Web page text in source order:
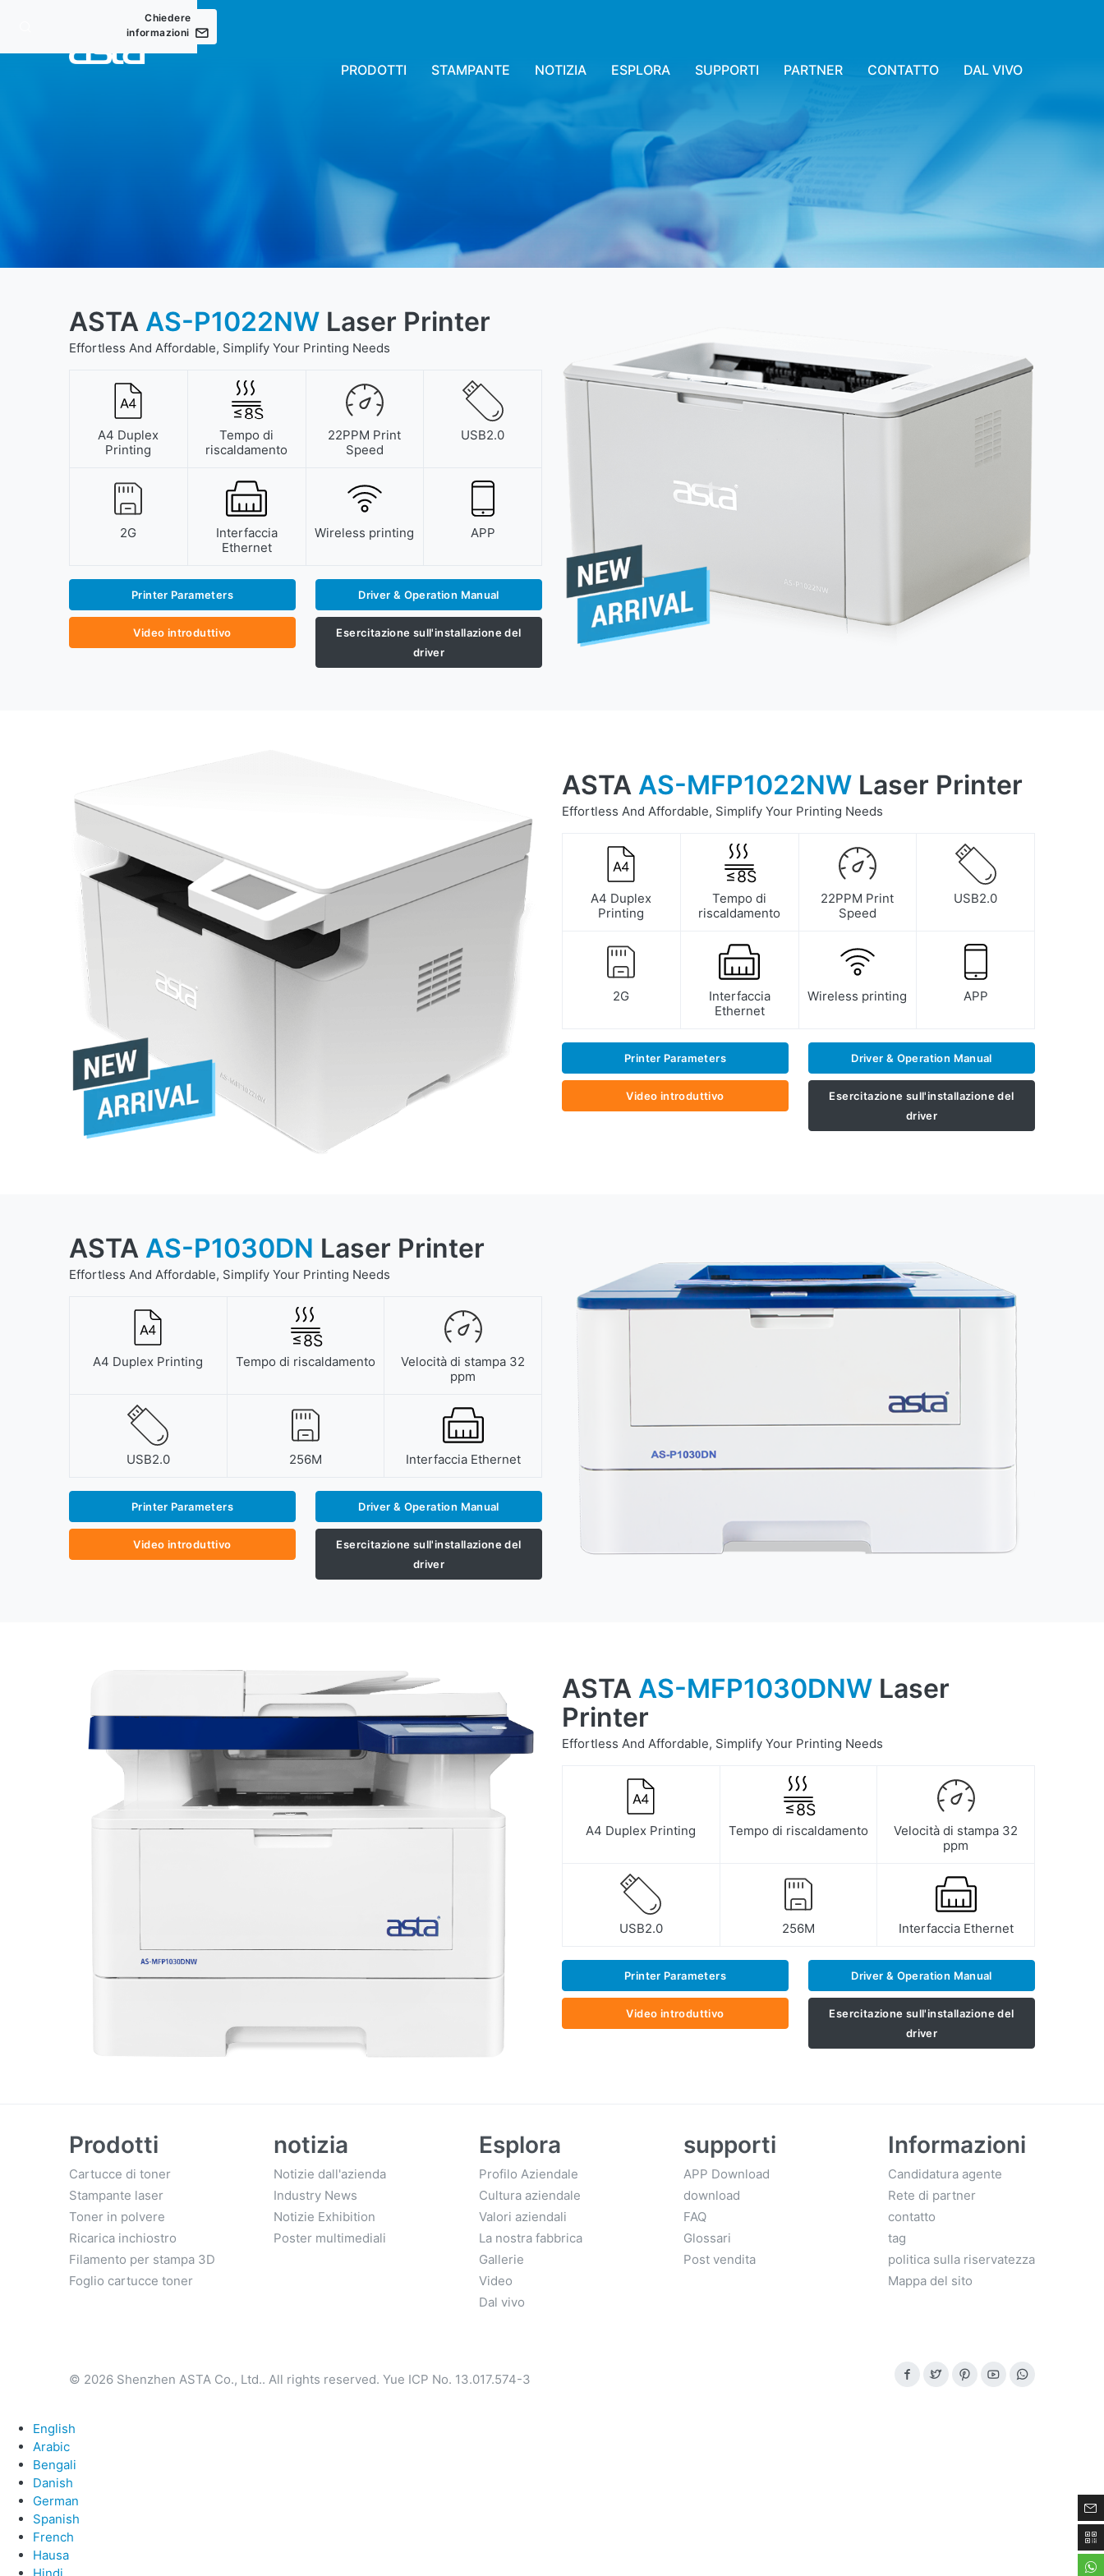
PRODOTTI STAMPANTE NOTIZIA ESPLORA SUPPORTI PARTNER CONTATTO DAL VIVO
Chiedere
informazioni
ASTA AS-P1022NW Laser Printer
Effortless And Affordable, Simplify Your Printing Needs
A4 Duplex
Printing
≤8S
Tempo di
riscaldamento
22PPM Print
Speed
USB2.0
2G
Interfaccia
Ethernet
Wireless printing APP
Printer Parameters Driver & Operation Manual
Video introduttivo
Esercitazione sull'installazione del
driver
ASTA AS-MFP1022NW Laser Printer
Effortless And Affordable, Simplify Your Printing Needs
A4 Duplex
Printing
≤8S
Tempo di
riscaldamento
22PPM Print
Speed
USB2.0
2G
Interfaccia
Ethernet
Wireless printing APP
Printer Parameters Driver & Operation Manual
Video introduttivo
Esercitazione sull'installazione del
driver
ASTA AS-P1030DN Laser Printer
Effortless And Affordable, Simplify Your Printing Needs
A4 Duplex Printing
≤8S
Tempo di riscaldamento
Velocità di stampa 32
ppm
USB2.0 256M Interfaccia Ethernet
Printer Parameters Driver & Operation Manual
Video introduttivo
Esercitazione sull'installazione del
driver
ASTA AS-MFP1030DNW Laser
Printer
Effortless And Affordable, Simplify Your Printing Needs
A4 Duplex Printing
≤8S
Tempo di riscaldamento
Velocità di stampa 32
ppm
USB2.0 256M Interfaccia Ethernet
Printer Parameters Driver & Operation Manual
Video introduttivo
Esercitazione sull'installazione del
driver
Prodotti
Cartucce di toner
Stampante laser
Toner in polvere
Ricarica inchiostro
Filamento per stampa 3D
Foglio cartucce toner
notizia
Notizie dall'azienda
Industry News
Notizie Exhibition
Poster multimediali
Esplora
Profilo Aziendale
Cultura aziendale
Valori aziendali
La nostra fabbrica
Gallerie
Video
Dal vivo
supporti
APP Download
download
FAQ
Glossari
Post vendita
Informazioni
Candidatura agente
Rete di partner
contatto
tag
politica sulla riservatezza
Mappa del sito
© 2026 Shenzhen ASTA Co., Ltd.. All rights reserved. Yue ICP No. 13.017.574-3
English
Arabic
Bengali
Danish
German
Spanish
French
Hausa